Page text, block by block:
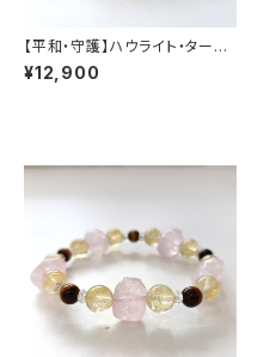
【平和・守護】ハウライト・ターコ
イズ （石サイズ:10mm）内径17
cm
¥12,900